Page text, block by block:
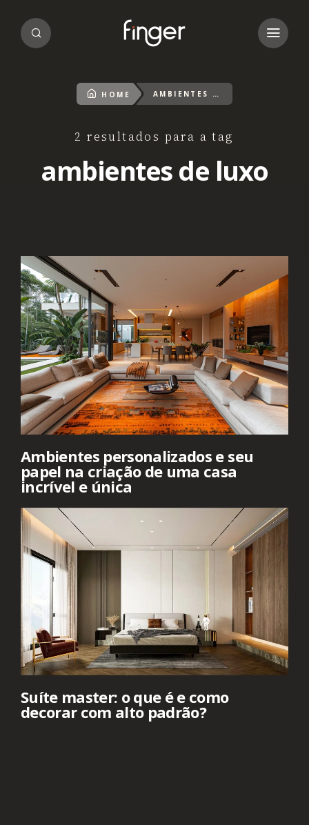
HOME AMBIENTES DE LUXO
2 resultados para a tag
ambientes de luxo
Ambientes personalizados e seu
papel na criação de uma casa
incrível e única
Suíte master: o que é e como
decorar com alto padrão?